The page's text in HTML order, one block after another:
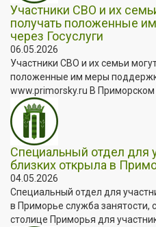
Участники СВО и их
получать положенные
через Госуслуги
06.05.2026
Участники СВО и их семьи
положенные им меры
www.primorsky.ru В Приморском
Специальный отдел для
близких открыла в
04.05.2026
Специальный отдел для
в Приморье служба занятости,
столице Приморья для